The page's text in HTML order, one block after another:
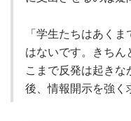
「学生たちはあく
はないです。きちん
こまで反発は起き
後、情報開示を強く